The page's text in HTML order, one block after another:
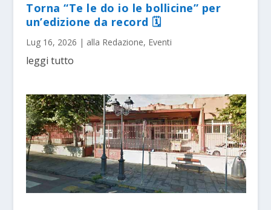
Torna “Te le do io le bollicine” per
un’edizione da record 🗓
Lug 16, 2026 | alla Redazione, Eventi
leggi tutto